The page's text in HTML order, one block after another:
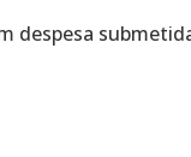
despesa